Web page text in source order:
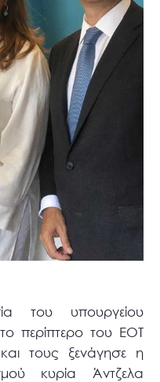
του υπουργείου
περίπτερο του ΕΟΤ
τους ξενάγησε η
κυρία Άντζελα